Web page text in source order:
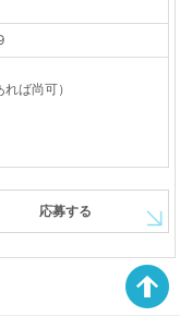
ば尚可）
応募する